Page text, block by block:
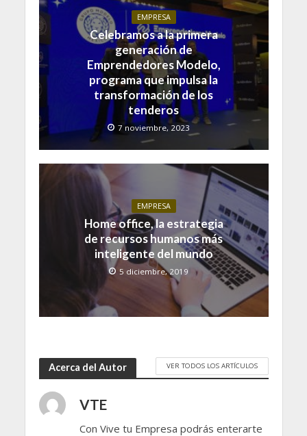
EMPRESA
Celebramos a la primera
generación de
Emprendedores Modelo,
programa que impulsa la
transformación de los
tenderos
7 noviembre, 2023
EMPRESA
Home office, la estrategia
de recursos humanos más
inteligente del mundo
5 diciembre, 2019
Acerca del Autor VER TODOS LOS ARTÍCULOS
VTE
Con Vive tu Empresa podrás enterarte